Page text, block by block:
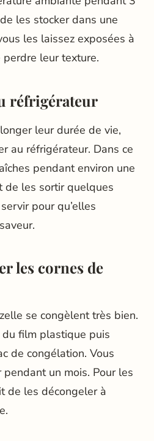
les stocker dans une
les laissez exposées à
perdre leur texture.
réfrigérateur
leur durée de vie,
au réfrigérateur. Dans ce
pendant environ une
de les sortir quelques
pour qu’elles
les cornes de
se congèlent très bien.
film plastique puis
de congélation. Vous
un mois. Pour les
de les décongeler à